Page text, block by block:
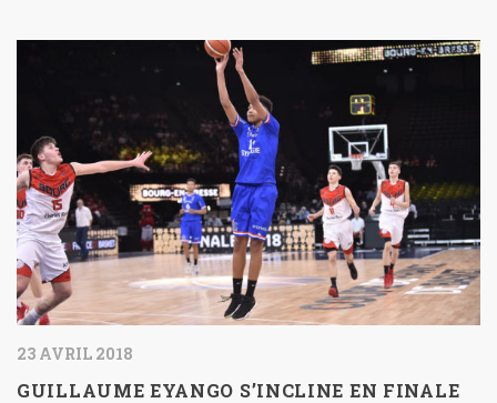
23 AVRIL 2018
GUILLAUME EYANGO S’INCLINE EN FINALE